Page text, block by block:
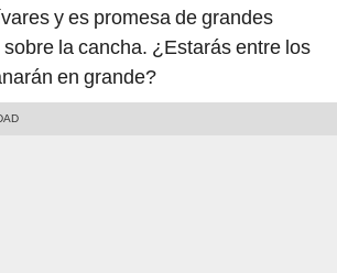
y es promesa de grandes
la cancha. ¿Estarás entre los
en grande?